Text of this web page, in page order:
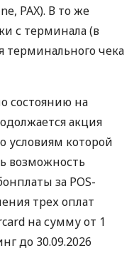
PAX). В то же
с терминала (в
терминального чека
состоянию на
акция
условиям которой
возможность
за POS-
трех оплат
на сумму от 1
до 30.09.2026